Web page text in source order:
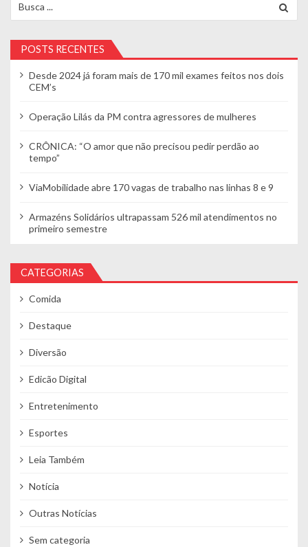
POSTS RECENTES
Desde 2024 já foram mais de 170 mil exames feitos nos dois
CEM’s
Operação Lilás da PM contra agressores de mulheres
CRÔNICA: “O amor que não precisou pedir perdão ao
tempo”
ViaMobilidade abre 170 vagas de trabalho nas linhas 8 e 9
Armazéns Solidários ultrapassam 526 mil atendimentos no
primeiro semestre
CATEGORIAS
Comida
Destaque
Diversão
Edicão Digital
Entretenimento
Esportes
Leia Também
Notícia
Outras Notícias
Sem categoria